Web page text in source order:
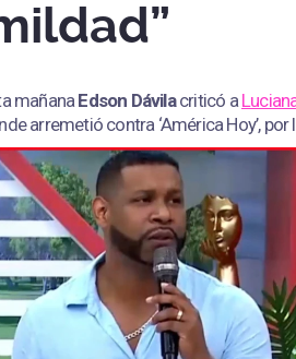
mañana Edson Dávilacriticó a
arremetió contra ‘América Hoy’,